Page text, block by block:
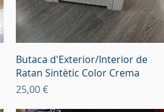
Butaca d'Exterior/Interior de
Ratan Sintètic Color Crema
Preu
25,00 €